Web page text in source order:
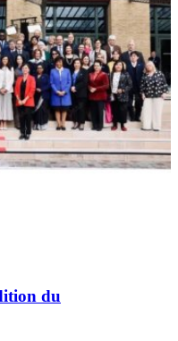
du